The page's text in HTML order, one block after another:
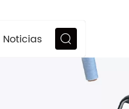
Noticias